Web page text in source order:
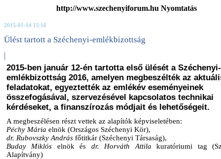
http://www.szechenyiforum.hu Nyomtatás
2015-01-14 15:16
Ülést tartott a Széchenyi-emlékbizottság
|
2015-ben január 12-én tartotta első ülését a Széchenyi-
emlékbizottság 2016, amelyen megbeszélték az
feladatokat, egyeztették az emlékév eseményeinek
összefogásával, szervezésével kapcsolatos technikai
kérdéseket, a finanszírozás módjait és lehetőségeit.
A megbeszélésen részt vettek az alapítók képviseletében:
Péchy Mária elnök (Országos Széchenyi Kör),
dr. Rubovszky András főtitkár (Széchenyi Társaság),
Buday Miklós elnök és dr. Horváth Attila kuratóriumi tag
Alapítvány)